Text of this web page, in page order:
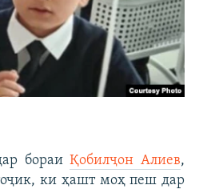
бораиҚобилҷон Алиев,
ки ҳашт моҳ пеш дар